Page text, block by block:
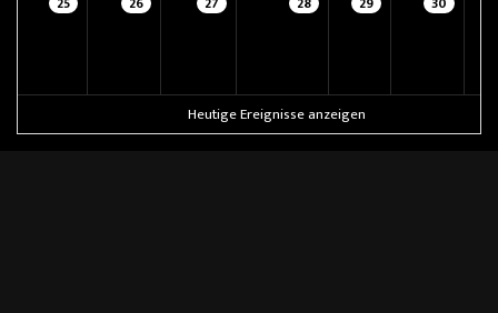
Heutige Ereignisse anzeigen